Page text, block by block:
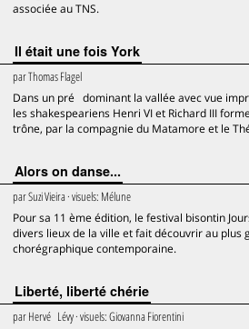
associée au TNS.
Il était une fois York
parThomas Flagel
Dans un pré dominant la vallée avec vue
les shakespeariens Henri VI et Richard III
trône, par la compagnie du Matamore et le
Alors on danse...
parSuzi Vieira · visuels: Mélune
Pour sa 11 ème édition, le festival bisontin
divers lieux de la ville et fait découvrir au plus
chorégraphique contemporaine.
Liberté, liberté chérie
parHervé Lévy· visuels:Giovanna Fiorentini